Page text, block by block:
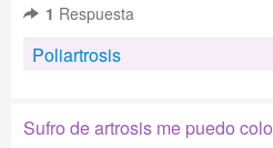
1 Respuesta
Poliartrosis
Sufro de artrosis me puedo